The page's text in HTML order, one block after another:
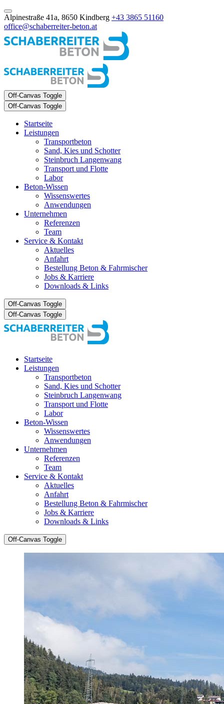
Alpinestraße 41a, 8650 Kindberg +43 3865 51160
office@schaberreiter-beton.at
Off-Canvas Toggle
Off-Canvas Toggle
Startseite
Leistungen
Transportbeton
Sand, Kies und Schotter
Steinbruch Langenwang
Transport und Flotte
Labor
Beton-Wissen
Wissenswertes
Anwendungen
Unternehmen
Referenzen
Team
Service & Kontakt
Aktuelles
Anfahrt
Bestellung Beton & Fahrmischer
Jobs & Karriere
Downloads & Links
Off-Canvas Toggle
Off-Canvas Toggle
Startseite
Leistungen
Transportbeton
Sand, Kies und Schotter
Steinbruch Langenwang
Transport und Flotte
Labor
Beton-Wissen
Wissenswertes
Anwendungen
Unternehmen
Referenzen
Team
Service & Kontakt
Aktuelles
Anfahrt
Bestellung Beton & Fahrmischer
Jobs & Karriere
Downloads & Links
Off-Canvas Toggle